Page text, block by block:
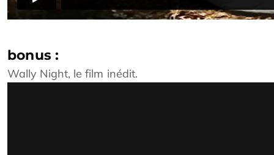
bonus :
Wally Night, le film inédit.